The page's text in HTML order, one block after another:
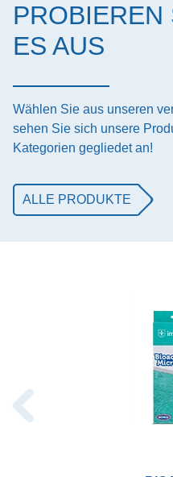
PROBIEREN
ES AUS
Wählen Sie aus unseren
sehen Sie sich unsere
Kategorien gegliedet an!
ALLE PRODUKTE